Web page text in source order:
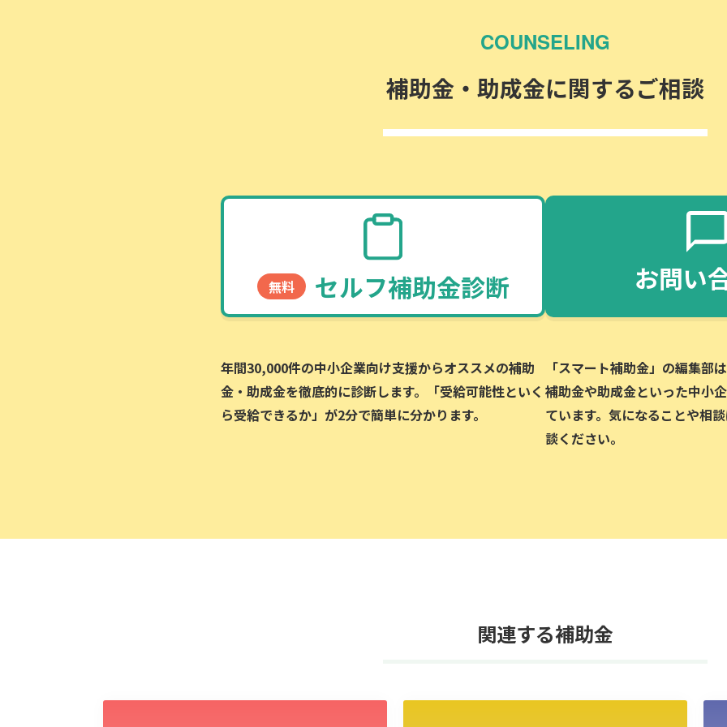
COUNSELING
補助金・助成金に関するご相談
無料 セルフ補助金診断
年間30,000件の中小企業向け支援からオススメの補助
金・助成金を徹底的に診断します。「受給可能性といく
ら受給できるか」が2分で簡単に分かります。
お問い
「スマート補助金」の編集部
補助金や助成金といった中小
ています。気になることや相
談ください。
関連する補助金